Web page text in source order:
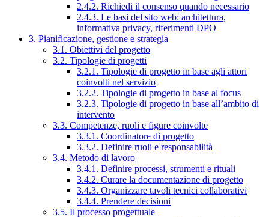
2.4.2. Richiedi il consenso quando necessario
2.4.3. Le basi del sito web: architettura,
informativa privacy, riferimenti DPO
3. Pianificazione, gestione e strategia
3.1. Obiettivi del progetto
3.2. Tipologie di progetti
3.2.1. Tipologie di progetto in base agli attori
coinvolti nel servizio
3.2.2. Tipologie di progetto in base al focus
3.2.3. Tipologie di progetto in base all’ambito di
intervento
3.3. Competenze, ruoli e figure coinvolte
3.3.1. Coordinatore di progetto
3.3.2. Definire ruoli e responsabilità
3.4. Metodo di lavoro
3.4.1. Definire processi, strumenti e rituali
3.4.2. Curare la documentazione di progetto
3.4.3. Organizzare tavoli tecnici collaborativi
3.4.4. Prendere decisioni
3.5. Il processo progettuale